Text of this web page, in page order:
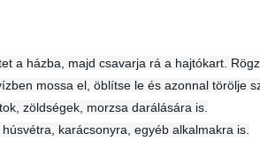
a házba, majd csavarja rá a hajtókart.
mossa el, öblítse le és azonnal törölje
zöldségek, morzsa darálására is.
karácsonyra, egyéb alkalmakra is.
Mégsem Kívánságlista
kívánságlistába történő mentéséhez.
Mégsem